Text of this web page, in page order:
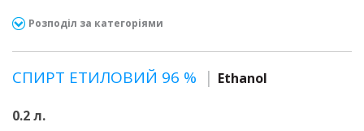
Розподіл за категоріями
СПИРТ ЕТИЛОВИЙ 96 % Ethanol
0.2 л.